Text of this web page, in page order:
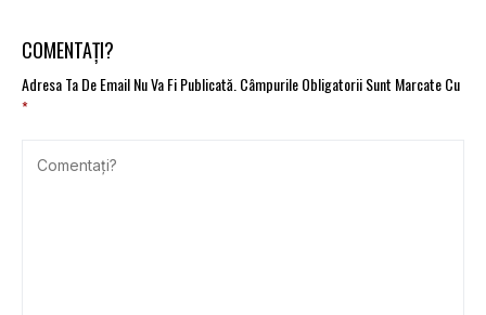
COMENTAȚI?
Adresa Ta De Email Nu Va Fi Publicată.Câmpurile Obligatorii Sunt Marcate Cu
*